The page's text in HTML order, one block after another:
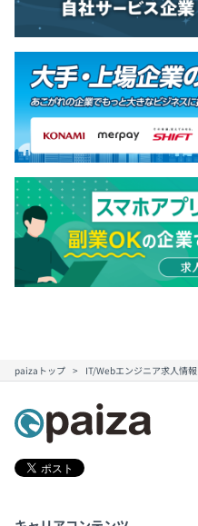
paizaトップ IT/Webエンジニア求人情報